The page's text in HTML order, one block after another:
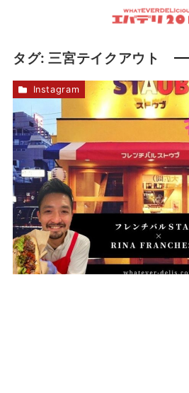
タグ:三宮テイクアウト
Instagram